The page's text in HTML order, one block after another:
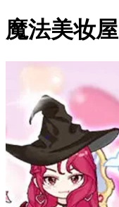
魔法美妆屋